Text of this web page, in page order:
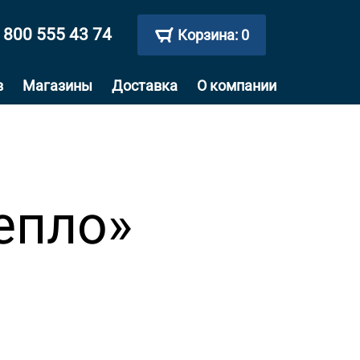
800 555 43 74 Корзина: 0
Магазины Доставка О компании